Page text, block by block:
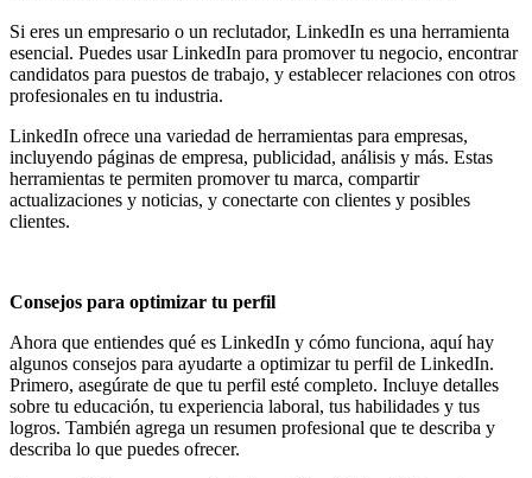
Si eres un empresario o un reclutador, LinkedIn es una herramienta
esencial. Puedes usar LinkedIn para promover tu negocio, encontrar
candidatos para puestos de trabajo, y establecer relaciones con otros
profesionales en tu industria.
LinkedIn ofrece una variedad de herramientas para empresas,
incluyendo páginas de empresa, publicidad, análisis y más. Estas
herramientas te permiten promover tu marca, compartir
actualizaciones y noticias, y conectarte con clientes y posibles
clientes.
Consejos para optimizar tu perfil
Ahora que entiendes qué es LinkedIn y cómo funciona, aquí hay
algunos consejos para ayudarte a optimizar tu perfil de LinkedIn.
Primero, asegúrate de que tu perfil esté completo. Incluye detalles
sobre tu educación, tu experiencia laboral, tus habilidades y tus
logros. También agrega un resumen profesional que te describa y
describa lo que puedes ofrecer.